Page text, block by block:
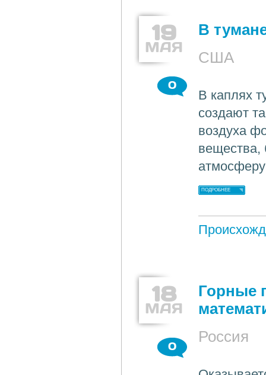
19
МАЯ
В
США
0
В каплях
создают
воздуха
вещества,
атмосферу
ПОДРОБНЕЕ
18
МАЯ
Горные
Россия
0